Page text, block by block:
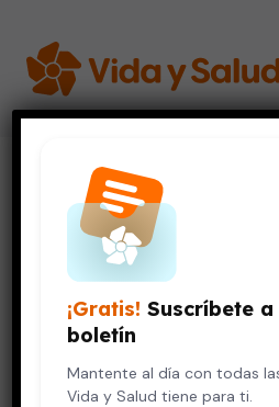
Vida Saludable
Ya existe un «ojo biónico» capaz
VIDA SALUDABLE
Ya existe un «ojo
capaz de devolver
26 de marzo, 2013 4 min de
¡Gratis! Suscríbete
boletín
Mantente al día con todas
Vida y Salud tiene para ti.